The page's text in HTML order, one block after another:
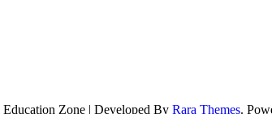
Education Zone | Developed By Rara Themes.